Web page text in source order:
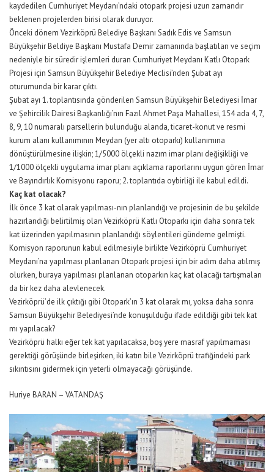
kaydedilen Cumhuriyet Meydanı’ndaki otopark projesi uzun zamandır
beklenen projelerden birisi olarak duruyor.
Önceki dönem Vezirköprü Belediye Başkanı Sadık Edis ve Samsun
Büyükşehir Beldiye Başkanı Mustafa Demir zamanında başlatılan ve seçim
nedeniyle bir süredir işlemleri duran Cumhuriyet Meydanı Katlı Otopark
Projesi için Samsun Büyükşehir Belediye Meclisi’nden Şubat ayı
oturumunda bir karar çıktı.
Şubat ayı 1. toplantısında gönderilen Samsun Büyükşehir Belediyesi İmar
ve Şehircilik Dairesi Başkanlığı’nın Fazıl Ahmet Paşa Mahallesi, 154 ada 4, 7,
8, 9, 10 numaralı parsellerin bulunduğu alanda, ticaret-konut ve resmi
kurum alanı kullanımının Meydan (yer altı otoparkı) kullanımına
dönüştürülmesine ilişkin; 1/5000 ölçekli nazım imar planı değişikliği ve
1/1000 ölçekli uygulama imar planı açıklama raporlarını uygun gören İmar
ve Bayındırlık Komisyonu raporu; 2. toplantıda oybirliği ile kabul edildi.
Kaç kat olacak?
İlk önce 3 kat olarak yapılması-nın planlandığı ve projesinin de bu şekilde
hazırlandığı belirtilmiş olan Vezirköprü Katlı Otoparkı için daha sonra tek
kat üzerinden yapılmasının planlandığı söylentileri gündeme gelmişti.
Komisyon raporunun kabul edilmesiyle birlikte Vezirköprü Cumhuriyet
Meydanı’na yapılması planlanan Otopark projesi için bir adım daha atılmış
olurken, buraya yapılması planlanan otoparkın kaç kat olacağı tartışmaları
da bir kez daha alevlenecek.
Vezirköprü’de ilk çıktığı gibi Otopark’ın 3 kat olarak mı, yoksa daha sonra
Samsun Büyükşehir Belediyesi’nde konuşulduğu ifade edildiği gibi tek kat
mı yapılacak?
Vezirköprü halkı eğer tek kat yapılacaksa, boş yere masraf yapılmaması
gerektiği görüşünde birleşirken, iki katın bile Vezirköprü trafiğindeki park
sıkıntısını gidermek için yeterli olmayacağı görüşünde.
Huriye BARAN – VATANDAŞ